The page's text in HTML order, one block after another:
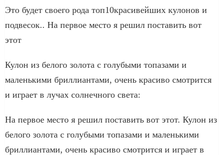
Это будет своего рода топ10красивейших кулонов и
подвесок.. На первое место я решил поставить вот
этот
Кулон из белого золота с голубыми топазами и
маленькими бриллиантами, очень красиво смотрится
и играет в лучах солнечного света:
На первое место я решил поставить вот этот. Кулон из
белого золота с голубыми топазами и маленькими
бриллиантами, очень красиво смотрится и играет в